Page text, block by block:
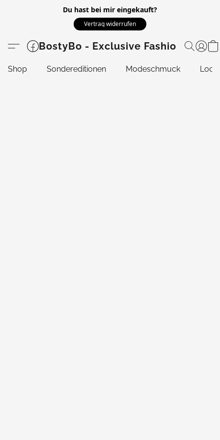
Du hast bei mir eingekauft?
Vertrag widerrufen
BostyBo - Exclusive Fashion
Shop Sondereditionen Modeschmuck